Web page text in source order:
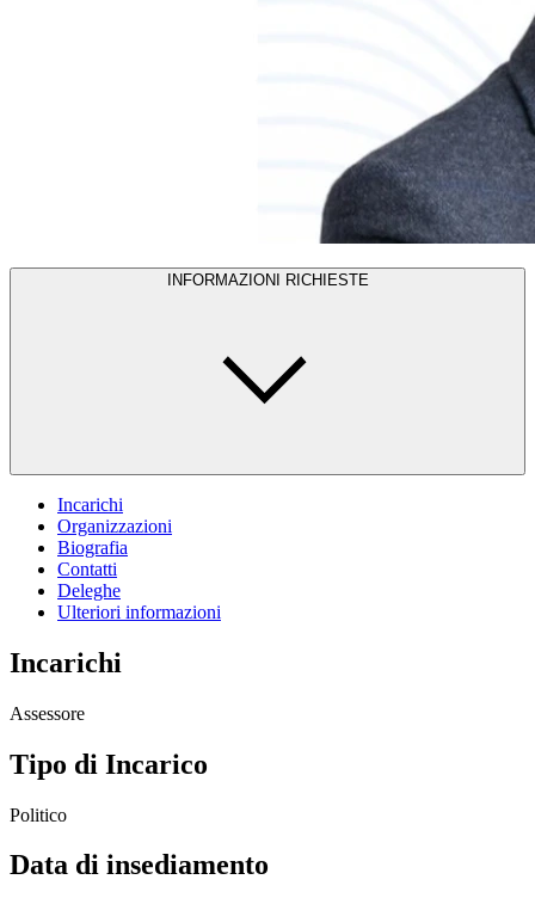
INFORMAZIONI RICHIESTE
Incarichi
Organizzazioni
Biografia
Contatti
Deleghe
Ulteriori informazioni
Incarichi
Assessore
Tipo di Incarico
Politico
Data di insediamento